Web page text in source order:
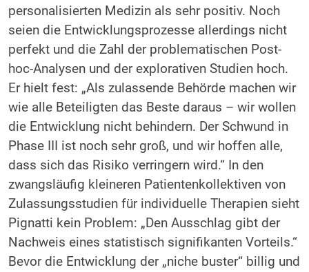
personalisierten Medizin als sehr positiv. Noch
seien die Entwicklungsprozesse allerdings nicht
perfekt und die Zahl der problematischen Post-
hoc-Analysen und der explorativen Studien hoch.
Er hielt fest: „Als zulassende Behörde machen wir
wie alle Beteiligten das Beste daraus – wir wollen
die Entwicklung nicht behindern. Der Schwund in
Phase III ist noch sehr groß, und wir hoffen alle,
dass sich das Risiko verringern wird.“ In den
zwangsläufig kleineren Patientenkollektiven von
Zulassungsstudien für individuelle Therapien sieht
Pignatti kein Problem: „Den Ausschlag gibt der
Nachweis eines statistisch signifikanten Vorteils.“
Bevor die Entwicklung der „niche buster“ billig und